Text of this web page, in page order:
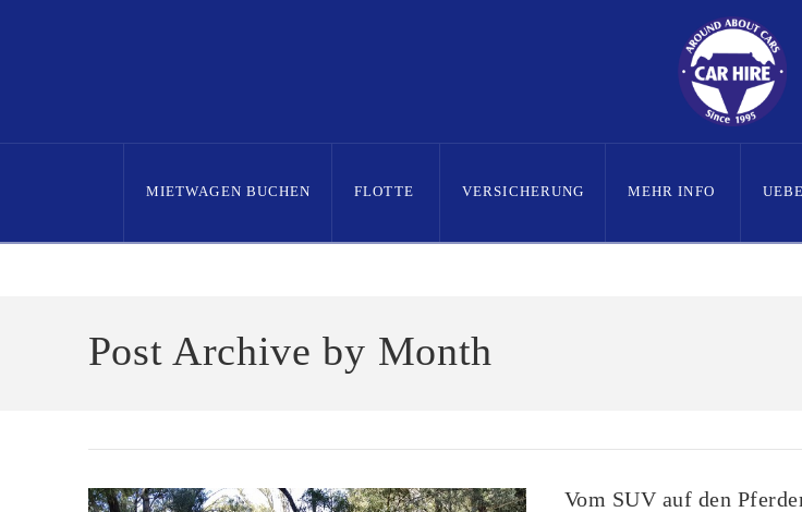
MIETWAGEN BUCHEN FLOTTE VERSICHERUNG MEHR INFO
Post Archive by Month
Vom SUV auf den